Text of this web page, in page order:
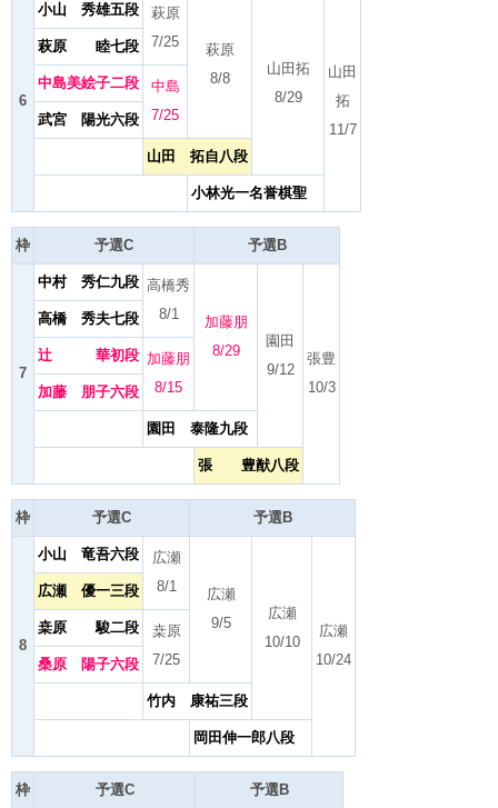
6
小山 秀雄五段
萩原
7/25
萩原
8/8
山田拓
8/29
山田
拓
11/7
萩原 睦七段
中島美絵子二段
中島
7/25
武宮 陽光六段
山田 拓自八段
小林光一名誉棋聖
枠 予選C 予選B
7
中村 秀仁九段 高橋秀
8/1
加藤朋
8/29
園田
9/12
張豊
10/3
高橋 秀夫七段
辻 華初段 加藤朋
8/15
加藤 朋子六段
園田 泰隆九段
張 豊猷八段
枠 予選C 予選B
8
小山 竜吾六段
広瀬
8/1
広瀬
9/5
広瀬
10/10
広瀬
10/24
広瀬 優一三段
桒原 駿二段
桒原
7/25
桑原 陽子六段
竹内 康祐三段
岡田伸一郎八段
枠 予選C 予選B